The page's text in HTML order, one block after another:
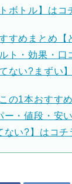
ボトル】はコ
すめまとめ【
ト・効果・口
ない?まずい
の1本おすす
ー・値段・安
ない?】はコチ